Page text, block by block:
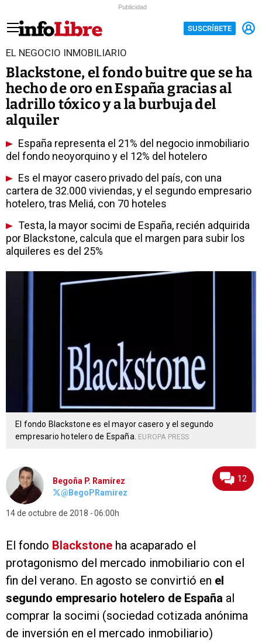
Publicidad
SUSCRÍBETE
EL NEGOCIO INMOBILIARIO
Blackstone, el fondo buitre que se ha
hecho de oro en España gracias al
ladrillo tóxico y a la burbuja del
alquiler
España representa el 21% del negocio inmobiliario
del fondo neoyorquino y el 12% del hotelero
Es el mayor casero privado del país, con una
cartera de 32.000 viviendas, y el segundo empresario
hotelero, tras Meliá, con 70 hoteles
Testa, la mayor socimi de España, recién adquirida
por Blackstone, calcula que el margen para subir los
alquileres es del 25%
El fondo Blackstone es el mayor casero y el segundo
empresario hotelero de España.
EUROPA PRESS
Begoña P. Ramírez
@BegoPRamirez
14 de octubre de 2018 06:00h
12
El fondo Blackstone ha acaparado el
protagonismo del mercado inmobiliario con el
fin del verano. En agosto se convirtió en el
segundo empresario hotelero de España al
comprar la socimi (sociedad cotizada anónima
de inversión en el mercado inmobiliario)